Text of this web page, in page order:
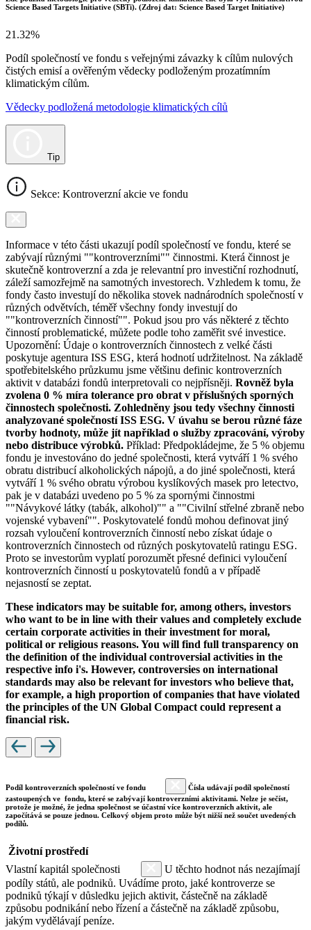
Science Based Targets Initiative (SBTi). (Zdroj dat: Science Based Target Initiative)
21.32%
Podíl společností ve fondu s veřejnými závazky k cílům nulových
čistých emisí a ověřeným vědecky podloženým prozatímním
klimatickým cílům.
Vědecky podložená metodologie klimatických cílů
Tip
Sekce: Kontroverzní akcie ve fondu
Informace v této části ukazují podíl společností ve fondu, které se
zabývají různými ""kontroverzními"" činnostmi. Která činnost je
skutečně kontroverzní a zda je relevantní pro investiční rozhodnutí,
záleží samozřejmě na samotných investorech. Vzhledem k tomu, že
fondy často investují do několika stovek nadnárodních společností v
různých odvětvích, téměř všechny fondy investují do
""kontroverzních činností"". Pokud jsou pro vás některé z těchto
činností problematické, můžete podle toho zaměřit své investice.
Upozornění: Údaje o kontroverzních činnostech z velké části
poskytuje agentura ISS ESG, která hodnotí udržitelnost. Na základě
spotřebitelského průzkumu jsme většinu definic kontroverzních
aktivit v databázi fondů interpretovali co nejpřísněji. Rovněž byla
zvolena 0 % míra tolerance pro obrat v příslušných sporných
činnostech společnosti. Zohledněny jsou tedy všechny činnosti
analyzované společností ISS ESG. V úvahu se berou různé fáze
tvorby hodnoty, může jít například o služby zpracování, výroby
nebo distribuce výrobků. Příklad: Předpokládejme, že 5 % objemu
fondu je investováno do jedné společnosti, která vytváří 1 % svého
obratu distribucí alkoholických nápojů, a do jiné společnosti, která
vytváří 1 % svého obratu výrobou kyslíkových masek pro letectvo,
pak je v databázi uvedeno po 5 % za spornými činnostmi
""Návykové látky (tabák, alkohol)"" a ""Civilní střelné zbraně nebo
vojenské vybavení"". Poskytovatelé fondů mohou definovat jiný
rozsah vyloučení kontroverzních činností nebo získat údaje o
kontroverzních činnostech od různých poskytovatelů ratingu ESG.
Proto se investorům vyplatí porozumět přesné definici vyloučení
kontroverzních činností u poskytovatelů fondů a v případě
nejasností se zeptat.
These indicators may be suitable for, among others, investors
who want to be in line with their values and completely exclude
certain corporate activities in their investment for moral,
political or religious reasons. You will find full transparency on
the definition of the individual controversial activities in the
respective info i's. However, controversies on international
standards may also be relevant for investors who believe that,
for example, a high proportion of companies that have violated
the principles of the UN Global Compact could represent a
financial risk.
Podíl kontroverzních společností ve fondu
Čísla udávají podíl společností
zastoupených ve fondu, které se zabývají kontroverzními aktivitami. Nelze je sečíst,
protože je možné, že jedna společnost se účastní více kontroverzních aktivit, ale
započítává se pouze jednou. Celkový objem proto může být nižší než součet uvedených
podílů.
Životní prostředí
Vlastní kapitál společnosti
U těchto hodnot nás nezajímají
podíly států, ale podniků. Uvádíme proto, jaké kontroverze se
podniků týkají v důsledku jejich aktivit, částečně na základě
způsobu podnikání nebo řízení a částečně na základě způsobu,
jakým vydělávají peníze.